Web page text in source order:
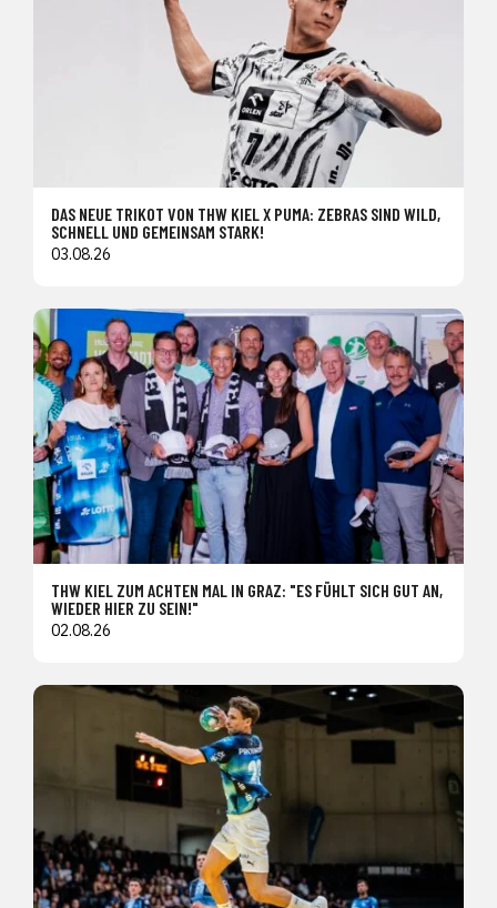
DAS NEUE TRIKOT VON THW KIEL X PUMA: ZEBRAS SIND WILD,
SCHNELL UND GEMEINSAM STARK!
03.08.26
THW KIEL ZUM ACHTEN MAL IN GRAZ: "ES FÜHLT SICH GUT AN,
WIEDER HIER ZU SEIN!"
02.08.26